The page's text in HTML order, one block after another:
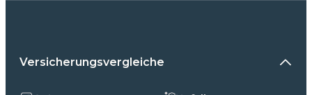
Versicherungsvergleiche